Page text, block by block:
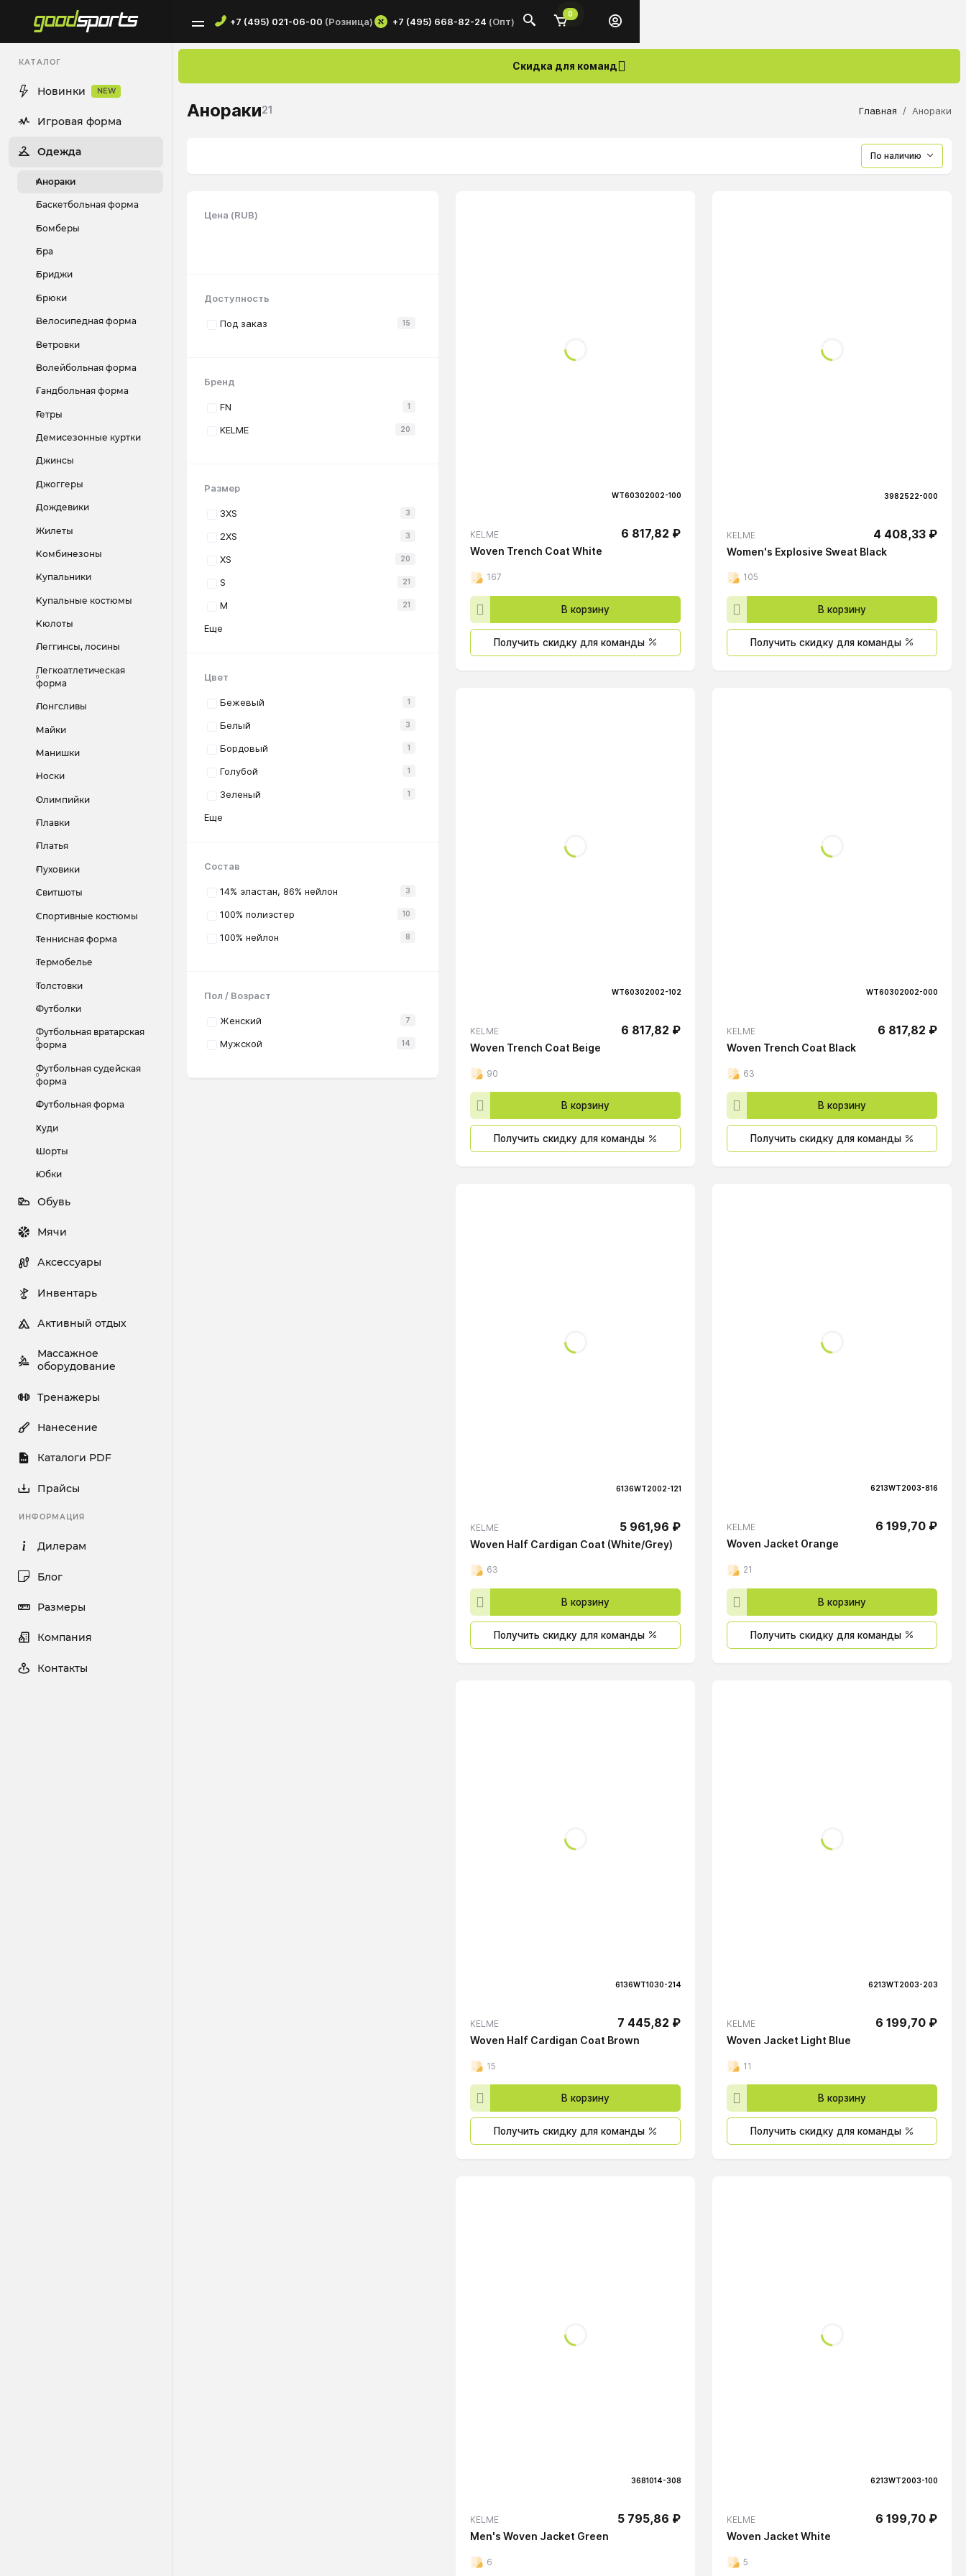
+7 (495) 021-06-00 (Розница) +7 (495) 668-82-24 (Опт)
0
КАТАЛОГ
Новинки NEW
Игровая форма
Одежда
Анораки
Баскетбольная форма
Бомберы
Бра
Бриджи
Брюки
Велосипедная форма
Ветровки
Волейбольная форма
Гандбольная форма
Гетры
Демисезонные куртки
Джинсы
Джоггеры
Дождевики
Жилеты
Комбинезоны
Купальники
Купальные костюмы
Кюлоты
Леггинсы, лосины
Легкоатлетическая
форма
Лонгсливы
Майки
Манишки
Носки
Олимпийки
Плавки
Платья
Пуховики
Свитшоты
Спортивные костюмы
Теннисная форма
Термобелье
Толстовки
Футболки
Футбольная вратарская
форма
Футбольная судейская
форма
Футбольная форма
Худи
Шорты
Юбки
Обувь
Мячи
Аксессуары
Инвентарь
Активный отдых
Массажное
оборудование
Тренажеры
Нанесение
Каталоги PDF
Прайсы
ИНФОРМАЦИЯ
Дилерам
Блог
Размеры
Компания
Контакты
Скидка для команд
Анораки21 Главная Анораки
По наличию
Цена (RUB)
Доступность
Под заказ 15
Бренд
FN 1
KELME 20
Размер
3XS 3
2XS 3
XS 20
S 21
M 21
Еще
Цвет
Бежевый 1
Белый 3
Бордовый 1
Голубой 1
Зеленый 1
Еще
Состав
14% эластан, 86% нейлон 3
100% полиэстер 10
100% нейлон 8
Пол / Возраст
Женский 7
Мужской 14
WT60302002-100
KELME 6 817,82 ₽
Woven Trench Coat White
167
В корзину
Получить скидку для команды
3982522-000
KELME 4 408,33 ₽
Women's Explosive Sweat Black
105
В корзину
Получить скидку для команды
WT60302002-102
KELME 6 817,82 ₽
Woven Trench Coat Beige
90
В корзину
Получить скидку для команды
WT60302002-000
KELME 6 817,82 ₽
Woven Trench Coat Black
63
В корзину
Получить скидку для команды
6136WT2002-121
KELME 5 961,96 ₽
Woven Half Cardigan Coat (White/Grey)
63
В корзину
Получить скидку для команды
6213WT2003-816
KELME 6 199,70 ₽
Woven Jacket Orange
21
В корзину
Получить скидку для команды
6136WT1030-214
KELME 7 445,82 ₽
Woven Half Cardigan Coat Brown
15
В корзину
Получить скидку для команды
6213WT2003-203
KELME 6 199,70 ₽
Woven Jacket Light Blue
11
В корзину
Получить скидку для команды
3681014-308
KELME 5 795,86 ₽
Men's Woven Jacket Green
6
6213WT2003-100
KELME 6 199,70 ₽
Woven Jacket White
5